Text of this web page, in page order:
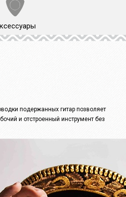
подержанных гитар позволяет
и отстроенный инструмент без